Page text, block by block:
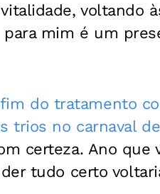
voltando
mim é um
do tratamento
trios no carnaval
certeza. Ano que
tudo certo